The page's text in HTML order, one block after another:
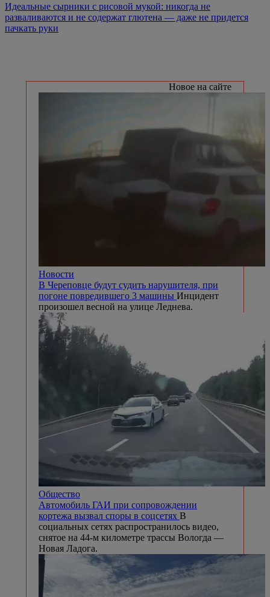
Идеальные сырники с рисовой мукой: никогда не
разваливаются и не содержат глютена — даже не придется
пачкать руки
Новое на сайте
Новости
В Череповце будут судить нарушителя, при
погоне повредившего 3 машины Инцидент
произошел весной на улице Леднева.
Общество
Автомобиль ГАИ при сопровождении
кортежа вызвал споры в соцсетях В
социальных сетях распространилось видео,
снятое на 44-м километре трассы Вологда —
Новая Ладога.